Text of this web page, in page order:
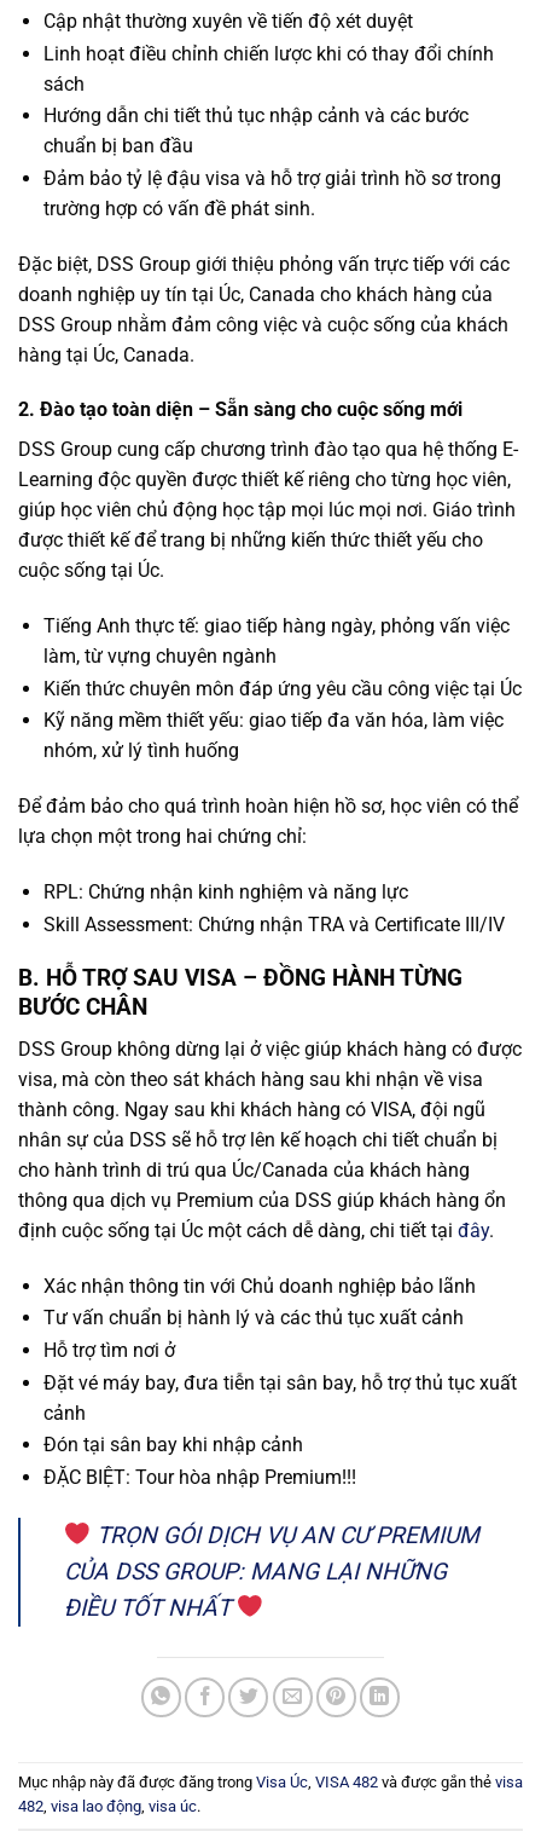
Cập nhật thường xuyên về tiến độ xét duyệt
Linh hoạt điều chỉnh chiến lược khi có thay đổi chính
sách
Hướng dẫn chi tiết thủ tục nhập cảnh và các bước
chuẩn bị ban đầu
Đảm bảo tỷ lệ đậu visa và hỗ trợ giải trình hồ sơ trong
trường hợp có vấn đề phát sinh.
Đặc biệt, DSS Group giới thiệu phỏng vấn trực tiếp với các
doanh nghiệp uy tín tại Úc, Canada cho khách hàng của
DSS Group nhằm đảm công việc và cuộc sống của khách
hàng tại Úc, Canada.
2. Đào tạo toàn diện – Sẵn sàng cho cuộc sống mới
DSS Group cung cấp chương trình đào tạo qua hệ thống E-
Learning độc quyền được thiết kế riêng cho từng học viên,
giúp học viên chủ động học tập mọi lúc mọi nơi. Giáo trình
được thiết kế để trang bị những kiến thức thiết yếu cho
cuộc sống tại Úc.
Tiếng Anh thực tế: giao tiếp hàng ngày, phỏng vấn việc
làm, từ vựng chuyên ngành
Kiến thức chuyên môn đáp ứng yêu cầu công việc tại Úc
Kỹ năng mềm thiết yếu: giao tiếp đa văn hóa, làm việc
nhóm, xử lý tình huống
Để đảm bảo cho quá trình hoàn hiện hồ sơ, học viên có thể
lựa chọn một trong hai chứng chỉ:
RPL: Chứng nhận kinh nghiệm và năng lực
Skill Assessment: Chứng nhận TRA và Certificate III/IV
B. HỖ TRỢ SAU VISA – ĐỒNG HÀNH TỪNG
BƯỚC CHÂN
DSS Group không dừng lại ở việc giúp khách hàng có được
visa, mà còn theo sát khách hàng sau khi nhận về visa
thành công. Ngay sau khi khách hàng có VISA, đội ngũ
nhân sự của DSS sẽ hỗ trợ lên kế hoạch chi tiết chuẩn bị
cho hành trình di trú qua Úc/Canada của khách hàng
thông qua dịch vụ Premium của DSS giúp khách hàng ổn
định cuộc sống tại Úc một cách dễ dàng, chi tiết tại đây.
Xác nhận thông tin với Chủ doanh nghiệp bảo lãnh
Tư vấn chuẩn bị hành lý và các thủ tục xuất cảnh
Hỗ trợ tìm nơi ở
Đặt vé máy bay, đưa tiễn tại sân bay, hỗ trợ thủ tục xuất
cảnh
Đón tại sân bay khi nhập cảnh
ĐẶC BIỆT: Tour hòa nhập Premium!!!
TRỌN GÓI DỊCH VỤ AN CƯ PREMIUM
CỦA DSS GROUP: MANG LẠI NHỮNG
ĐIỀU TỐT NHẤT
Mục nhập này đã được đăng trong Visa Úc, VISA 482 và được gắn thẻ visa
482, visa lao động, visa úc.